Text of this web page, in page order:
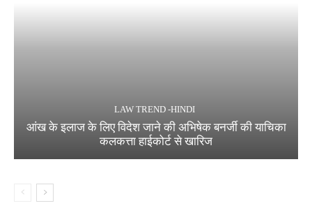
LAW TREND -HINDI
आंख के इलाज के लिए विदेश जाने की अभिषेक बनर्जी की याचिका
कलकत्ता हाईकोर्ट से खारिज